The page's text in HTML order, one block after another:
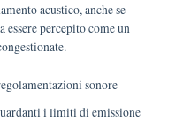
acustico, anche se
essere percepito come un
sonore
i limiti di emissione